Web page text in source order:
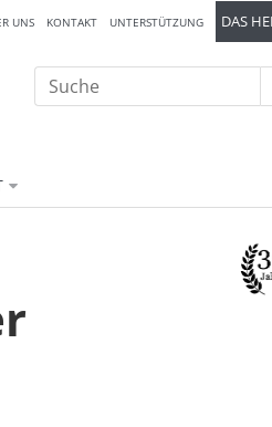
UNS KONTAKT UNTERSTÜTZUNG DAS
Suche
nach: